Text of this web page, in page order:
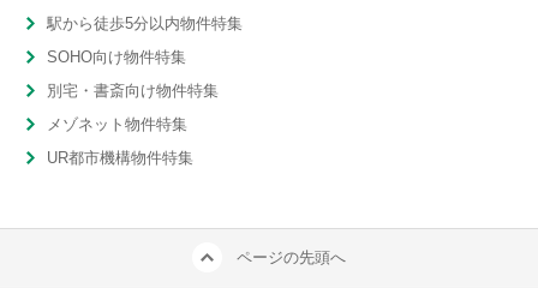
駅から徒歩5分以内物件特集
SOHO向け物件特集
別宅・書斎向け物件特集
メゾネット物件特集
UR都市機構物件特集
ページの先頭へ